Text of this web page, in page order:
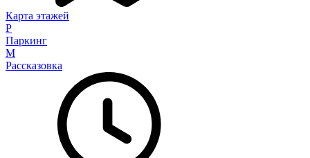
Карта этажей
P
Паркинг
M
Рассказовка